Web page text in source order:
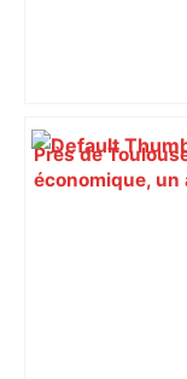
Près de
économique, un